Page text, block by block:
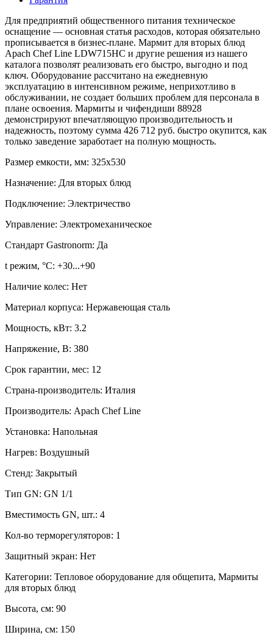
Для предприятий общественного питания техническое
оснащение — основная статья расходов, которая обязательно
прописывается в бизнес-плане. Мармит для вторых блюд
Apach Chef Line LDW715HC и другие решения из нашего
каталога позволят реализовать его быстро, выгодно и под
ключ. Оборудование рассчитано на ежедневную
эксплуатацию в интенсивном режиме, неприхотливо в
обслуживании, не создает больших проблем для персонала в
плане освоения. Мармиты и чифендиши 88928
демонстрируют впечатляющую производительность и
надежность, поэтому сумма 426 712 руб. быстро окупится, как
только заведение заработает на полную мощность.
Размер емкости, мм: 325х530
Назначение: Для вторых блюд
Подключение: Электричество
Управление: Электромеханическое
Стандарт Gastronorm: Да
t режим, °С: +30...+90
Наличие колес: Нет
Материал корпуса: Нержавеющая сталь
Мощность, кВт: 3.2
Напряжение, В: 380
Срок гарантии, мес: 12
Страна-производитель: Италия
Производитель: Apach Chef Line
Установка: Напольная
Нагрев: Воздушный
Стенд: Закрытый
Тип GN: GN 1/1
Вместимость GN, шт.: 4
Кол-во терморегуляторов: 1
Защитный экран: Нет
Категории: Тепловое оборудование для общепита, Мармиты
для вторых блюд
Высота, см: 90
Ширина, см: 150